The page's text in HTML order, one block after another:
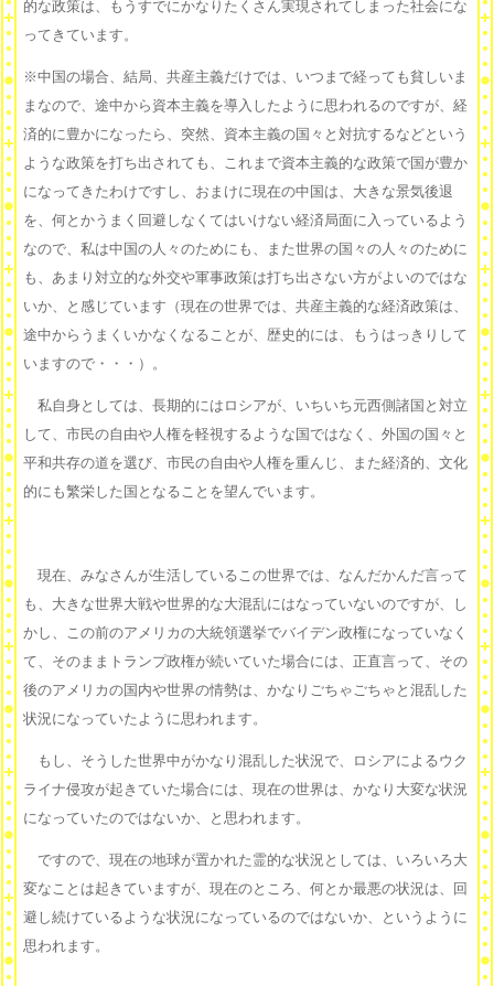
的な政策は、もうすでにかなりたくさん実現されてしまった社会にな
ってきています。
※中国の場合、結局、共産主義だけでは、いつまで経っても貧しいま
まなので、途中から資本主義を導入したように思われるのですが、経
済的に豊かになったら、突然、資本主義の国々と対抗するなどという
ような政策を打ち出されても、これまで資本主義的な政策で国が豊か
になってきたわけですし、おまけに現在の中国は、大きな景気後退
を、何とかうまく回避しなくてはいけない経済局面に入っているよう
なので、私は中国の人々のためにも、また世界の国々の人々のために
も、あまり対立的な外交や軍事政策は打ち出さない方がよいのではな
いか、と感じています（現在の世界では、共産主義的な経済政策は、
途中からうまくいかなくなることが、歴史的には、もうはっきりして
いますので・・・）。
私自身としては、長期的にはロシアが、いちいち元西側諸国と対立
して、市民の自由や人権を軽視するような国ではなく、外国の国々と
平和共存の道を選び、市民の自由や人権を重んじ、また経済的、文化
的にも繁栄した国となることを望んでいます。
現在、みなさんが生活しているこの世界では、なんだかんだ言って
も、大きな世界大戦や世界的な大混乱にはなっていないのですが、し
かし、この前のアメリカの大統領選挙でバイデン政権になっていなく
て、そのままトランプ政権が続いていた場合には、正直言って、その
後のアメリカの国内や世界の情勢は、かなりごちゃごちゃと混乱した
状況になっていたように思われます。
もし、そうした世界中がかなり混乱した状況で、ロシアによるウク
ライナ侵攻が起きていた場合には、現在の世界は、かなり大変な状況
になっていたのではないか、と思われます。
ですので、現在の地球が置かれた霊的な状況としては、いろいろ大
変なことは起きていますが、現在のところ、何とか最悪の状況は、回
避し続けているような状況になっているのではないか、というように
思われます。